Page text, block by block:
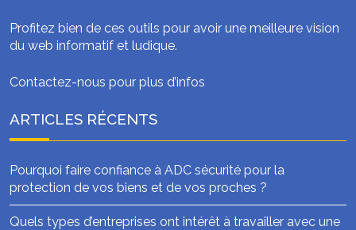
Profitez bien de ces outils pour avoir une meilleure vision
du web informatif et ludique.
Contactez-nous pour plus d’infos
ARTICLES RÉCENTS
Pourquoi faire confiance à ADC sécurité pour la
protection de vos biens et de vos proches ?
Quels types d’entreprises ont intérêt à travailler avec une